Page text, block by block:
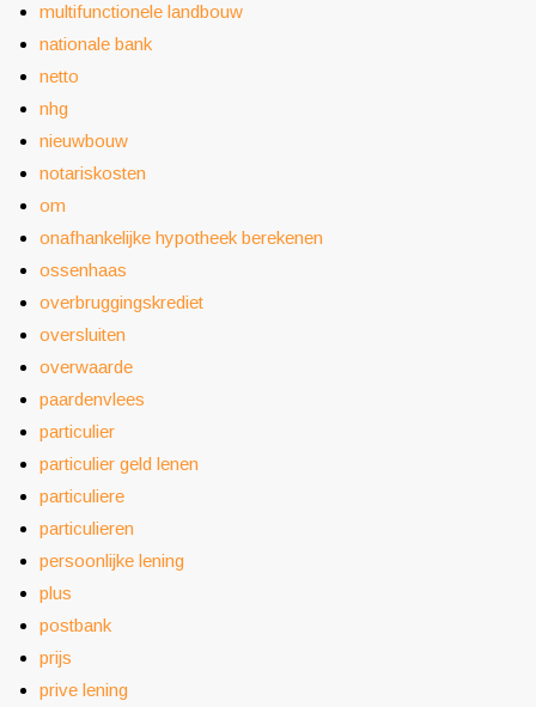
multifunctionele landbouw
nationale bank
netto
nhg
nieuwbouw
notariskosten
om
onafhankelijke hypotheek berekenen
ossenhaas
overbruggingskrediet
oversluiten
overwaarde
paardenvlees
particulier
particulier geld lenen
particuliere
particulieren
persoonlijke lening
plus
postbank
prijs
prive lening